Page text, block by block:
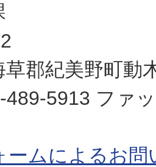
郡紀美野町動
489-5913 ファ
ームによるお問